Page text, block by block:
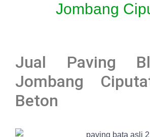
Jombang
Jual Paving
Jombang
Beton